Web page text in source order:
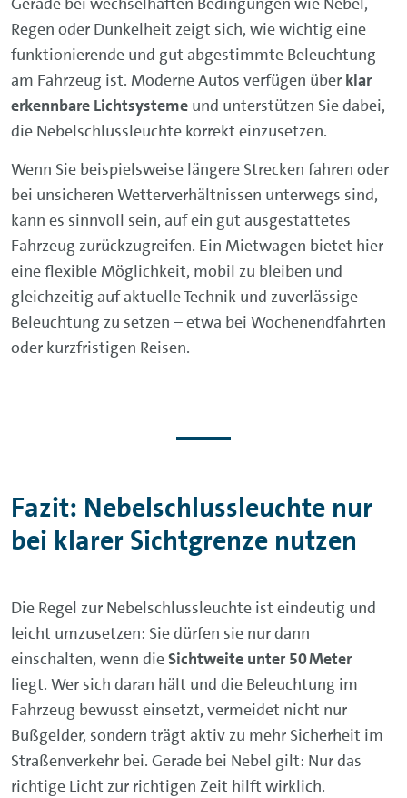
Regen oder Dunkelheit zeigt sich, wie wichtig eine
funktionierende und gut abgestimmte Beleuchtung
am Fahrzeug ist. Moderne Autos verfügen über klar
erkennbare Lichtsysteme und unterstützen Sie dabei,
die Nebelschlussleuchte korrekt einzusetzen.
Wenn Sie beispielsweise längere Strecken fahren oder
bei unsicheren Wetterverhältnissen unterwegs sind,
kann es sinnvoll sein, auf ein gut ausgestattetes
Fahrzeug zurückzugreifen. Ein Mietwagen bietet hier
eine flexible Möglichkeit, mobil zu bleiben und
gleichzeitig auf aktuelle Technik und zuverlässige
Beleuchtung zu setzen – etwa bei Wochenendfahrten
oder kurzfristigen Reisen.
Fazit: Nebelschlussleuchte nur
bei klarer Sichtgrenze nutzen
Die Regel zur Nebelschlussleuchte ist eindeutig und
leicht umzusetzen: Sie dürfen sie nur dann
einschalten, wenn dieSichtweite unter 50 Meter
liegt. Wer sich daran hält und die Beleuchtung im
Fahrzeug bewusst einsetzt, vermeidet nicht nur
Bußgelder, sondern trägt aktiv zu mehr Sicherheit im
Straßenverkehr bei. Gerade bei Nebel gilt: Nur das
richtige Licht zur richtigen Zeit hilft wirklich.